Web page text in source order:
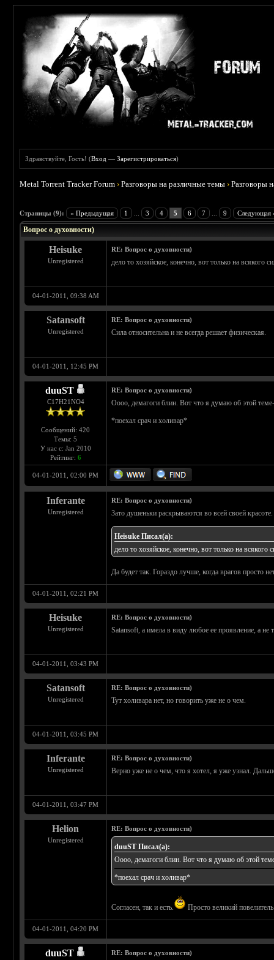
Здравствуйте, Гость! (Вход —Зарегистрироваться)
Metal Torrent Tracker Forum ›Разговоры на различные темы ›Разговоры
Страницы (9): « Предыдущая 1 3 4 5 6 7 9 Следующая
Вопрос о духовности)
Heisuke
Unregistered
RE: Вопрос о духовности)
дело то хозяйское, конечно, вот только на всякого
04-01-2011, 09:38 AM
Satansoft
Unregistered
RE: Вопрос о духовности)
Сила относительна и не всегда решает физическая.
04-01-2011, 12:45 PM
duuST
С17H21NO4
Сообщений: 420
Темы: 5
У нас с: Jan 2010
Рейтинг: 6
RE: Вопрос о духовности)
Оооо, демагоги блин. Вот что я думаю об этой теме-
*поехал срач и холивар*
04-01-2011, 02:00 PM
Inferante
Unregistered
RE: Вопрос о духовности)
Зато душеньки раскрываются во всей своей
Heisuke Писал(а):
дело то хозяйское, конечно, вот только на
Да будет так. Гораздо лучше, когда врагов просто
04-01-2011, 02:21 PM
Heisuke
Unregistered
RE: Вопрос о духовности)
Satansoft, а имела в виду любое ее проявление, а не
04-01-2011, 03:43 PM
Satansoft
Unregistered
RE: Вопрос о духовности)
Тут холивара нет, но говорить уже не о чем.
04-01-2011, 03:45 PM
Inferante
Unregistered
RE: Вопрос о духовности)
Верно уже не о чем, что я хотел, я уже узнал.
04-01-2011, 03:47 PM
Helion
Unregistered
RE: Вопрос о духовности)
duuST Писал(а):
Оооо, демагоги блин. Вот что я думаю об этой
*поехал срач и холивар*
Согласен, так и есть. Просто великий
04-01-2011, 04:20 PM
duuST RE: Вопрос о духовности)